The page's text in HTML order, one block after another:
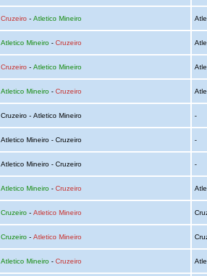
Cruzeiro - Atletico Mineiro
Atletico Mineiro- Cruzeiro
Cruzeiro - Atletico Mineiro
Atletico Mineiro- Cruzeiro
Cruzeiro - Atletico Mineiro -
Atletico Mineiro - Cruzeiro -
Atletico Mineiro - Cruzeiro -
Atletico Mineiro- Cruzeiro
Cruzeiro- Atletico Mineiro
Cruzeiro- Atletico Mineiro
Atletico Mineiro- Cruzeiro